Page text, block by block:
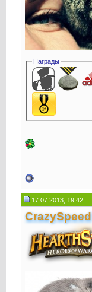
Награды
17.07.2013, 19:42
CrаzySpeed